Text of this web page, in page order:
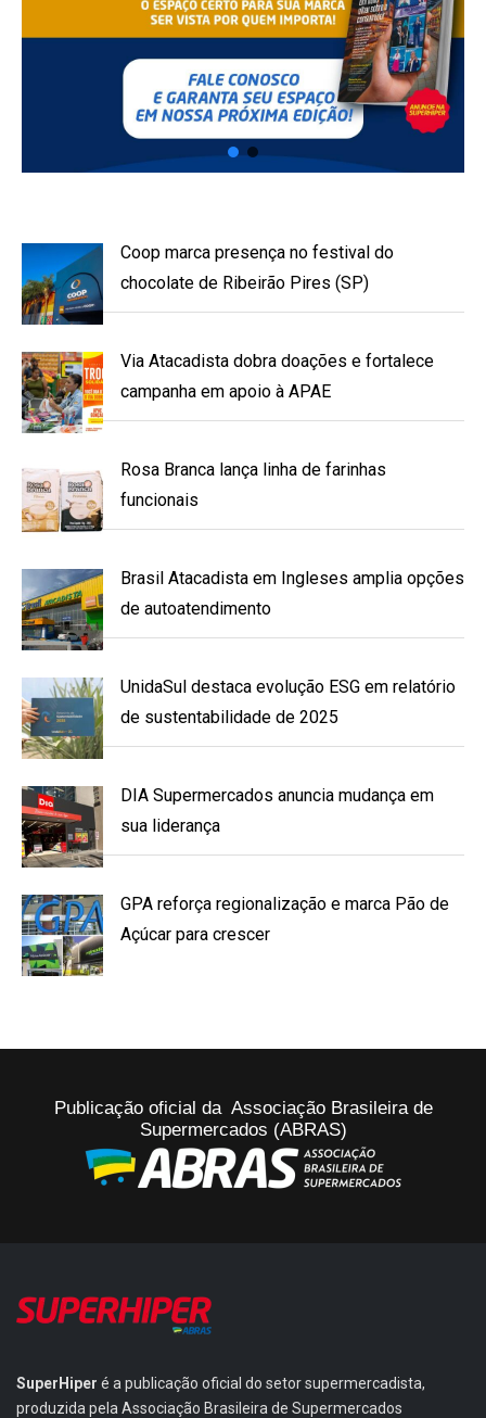
Coop marca presença no festival do
chocolate de Ribeirão Pires (SP)
Via Atacadista dobra doações e fortalece
campanha em apoio à APAE
Rosa Branca lança linha de farinhas
funcionais
Brasil Atacadista em Ingleses amplia opções
de autoatendimento
UnidaSul destaca evolução ESG em relatório
de sustentabilidade de 2025
DIA Supermercados anuncia mudança em
sua liderança
GPA reforça regionalização e marca Pão de
Açúcar para crescer
Publicação oficial da Associação Brasileira de
Supermercados (ABRAS)
SuperHiper é a publicação oficial do setor supermercadista,
produzida pela Associação Brasileira de Supermercados